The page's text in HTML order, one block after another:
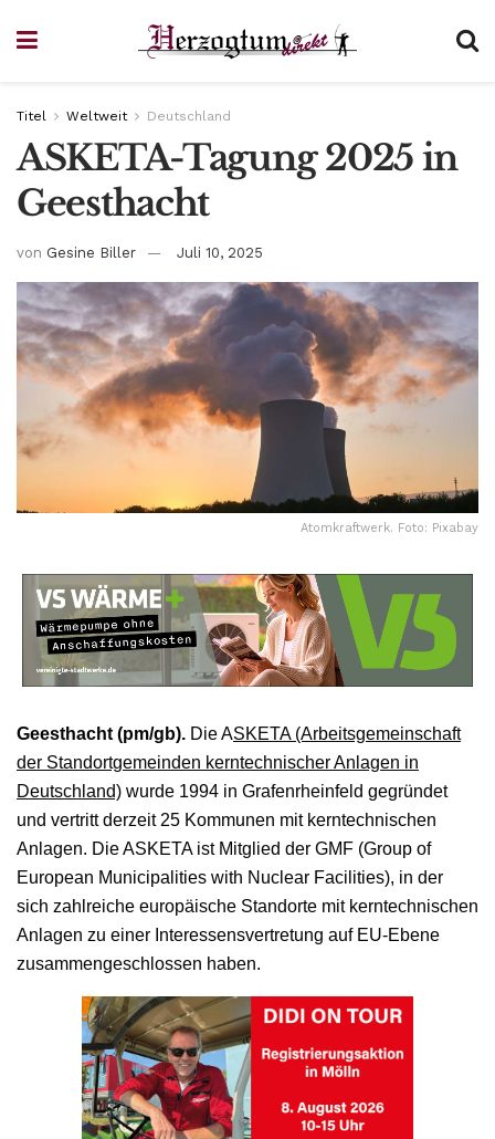
Titel Weltweit Deutschland
ASKETA-Tagung 2025 in
Geesthacht
von Gesine Biller Juli 10, 2025
Atomkraftwerk. Foto: Pixabay
Geesthacht (pm/gb). Die ASKETA (Arbeitsgemeinschaft
der Standortgemeinden kerntechnischer Anlagen in
Deutschland) wurde 1994 in Grafenrheinfeld gegründet
und vertritt derzeit 25 Kommunen mit kerntechnischen
Anlagen. Die ASKETA ist Mitglied der GMF (Group of
European Municipalities with Nuclear Facilities), in der
sich zahlreiche europäische Standorte mit kerntechnischen
Anlagen zu einer Interessensvertretung auf EU-Ebene
zusammengeschlossen haben.